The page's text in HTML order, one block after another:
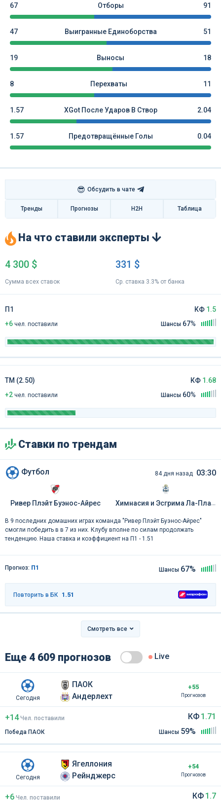
67 Отборы 91
47 Выигранные Единоборства 51
19 Выносы 18
8 Перехваты 11
1.57 XGot После Ударов В Створ 2.04
1.57 Предотвращённые Голы 0.04
😎 Обсудить в чате
Тренды Прогнозы H2H Таблица
На что ставили эксперты
4 300 $
Сумма всех ставок
331 $
Ср. ставка 3.3% от банка
П1
+6 чел. поставили
КФ 1.5
Шансы 67%
ТМ (2.50)
+2 чел. поставили
КФ 1.68
Шансы 60%
Ставки по трендам
Футбол 84 дня назад 03:30
Ривер Плэйт Буэнос-Айрес Химнасия и Эсгрима Ла-Плата
В 9 последних домашних играх команда "Ривер Плэйт Буэнос-Айрес"
смогли победить в в 7 из них. Клубу вполне по силам продолжать
тенденцию. Наша ставка и коэффициент на П1 - 1.51
Прогноз: П1 Шансы 67%
Повторить в БК 1.51
Смотреть все
Еще 4 609 прогнозов Live
Сегодня
ПАОК
Андерлехт
+55
Прогнозов
+14 Чел. поставили
Победа ПАОК
КФ 1.71
Шансы 59%
Сегодня
Ягеллония
Рейнджерс
+54
Прогнозов
+6 Чел. поставили КФ 1.7